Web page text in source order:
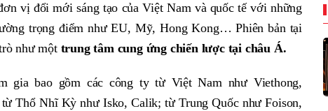
vị đổi mới sáng tạo của Việt Nam và quốc tế với những
trọng điểm như EU, Mỹ, Hong Kong… Phiên bản tại
như một trung tâm cung ứng chiến lược tại châu Á.
gia bao gồm các công ty từ Việt Nam như Viethong,
Thổ Nhĩ Kỳ như Isko, Calik; từ Trung Quốc như Foison,